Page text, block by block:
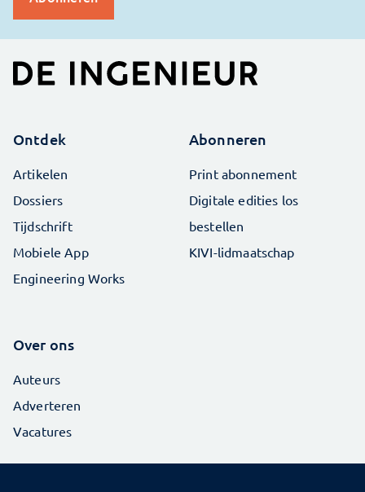
Ontdek
Artikelen
Dossiers
Tijdschrift
Mobiele App
Engineering Works
Abonneren
Print abonnement
Digitale edities los
bestellen
KIVI-lidmaatschap
Over ons
Auteurs
Adverteren
Vacatures